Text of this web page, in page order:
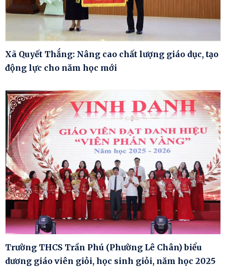
Xã Quyết Thắng: Nâng cao chất lượng giáo dục, tạo
động lực cho năm học mới
Trường THCS Trần Phú (Phường Lê Chân) biểu
dương giáo viên giỏi, học sinh giỏi, năm học 2025